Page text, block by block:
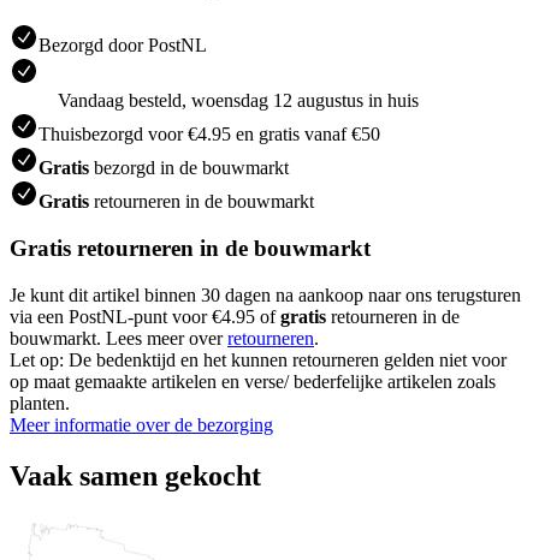
Bezorgd door PostNL
Vandaag besteld, woensdag 12 augustus in huis
Thuisbezorgd voor €4.95 en gratis vanaf €50
Gratis bezorgd in de bouwmarkt
Gratis retourneren in de bouwmarkt
Gratis retourneren in de bouwmarkt
Je kunt dit artikel binnen 30 dagen na aankoop naar ons terugsturen
via een PostNL-punt voor €4.95 ofgratis retourneren in de
bouwmarkt. Lees meer overretourneren.
Let op: De bedenktijd en het kunnen retourneren gelden niet voor
op maat gemaakte artikelen en verse/ bederfelijke artikelen zoals
planten.
Meer informatie over de bezorging
Vaak samen gekocht